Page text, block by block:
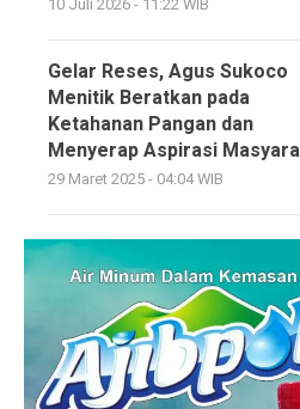
10 Juli 2026 - 11:22 WIB
Gelar Reses, Agus Sukoco
Menitik Beratkan pada
Ketahanan Pangan dan
Menyerap Aspirasi
29 Maret 2025 - 04:04 WIB